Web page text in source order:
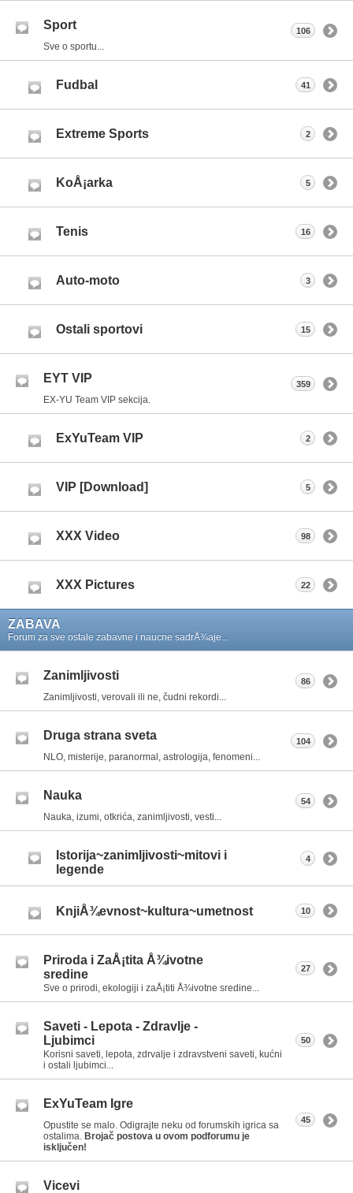
Sport
Sve o sportu...
106
Fudbal 41
Extreme Sports 2
KoÅ¡arka 5
Tenis 16
Auto-moto 3
Ostali sportovi 15
EYT VIP
EX-YU Team VIP sekcija.
359
ExYuTeam VIP 2
VIP [Download] 5
XXX Video 98
XXX Pictures 22
ZABAVA
Forum za sve ostale zabavne i naucne sadrÅ¾aje...
Zanimljivosti
Zanimljivosti, verovali ili ne, čudni rekordi...
86
Druga strana sveta
NLO, misterije, paranormal, astrologija, fenomeni...
104
Nauka
Nauka, izumi, otkrića, zanimljivosti, vesti...
54
Istorija~zanimljivosti~mitovi i
legende
4
KnjiÅ¾evnost~kultura~umetnost 10
Priroda i ZaÅ¡tita Å¾ivotne
sredine
Sve o prirodi, ekologiji i zaÅ¡titi Å¾ivotne sredine...
27
Saveti - Lepota - Zdravlje -
Ljubimci
Korisni saveti, lepota, zdrvalje i zdravstveni saveti, kućni
i ostali ljubimci...
50
ExYuTeam Igre
Opustite se malo. Odigrajte neku od forumskih igrica sa
ostalima. Brojač postova u ovom podforumu je
isključen!
45
Vicevi